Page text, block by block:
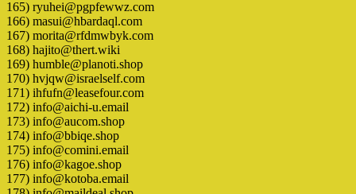
165) ryuhei@pgpfewwz.com
166) masui@hbardaql.com
167) morita@rfdmwbyk.com
168) hajito@thert.wiki
169) humble@planoti.shop
170) hvjqw@israelself.com
171) ihfufn@leasefour.com
172) info@aichi-u.email
173) info@aucom.shop
174) info@bbiqe.shop
175) info@comini.email
176) info@kagoe.shop
177) info@kotoba.email